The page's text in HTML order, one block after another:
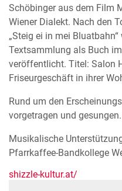
Schöbinger aus dem Film
Wiener Dialekt. Nach den
„Steig ei in mei
Textsammlung als Buch
veröffentlicht. Titel: Salon
Friseurgeschäft in ihrer
Rund um den
vorgetragen und gesungen.
Musikalische
Pfarrkaffee-Bandkollege
shizzle-kultur.at/